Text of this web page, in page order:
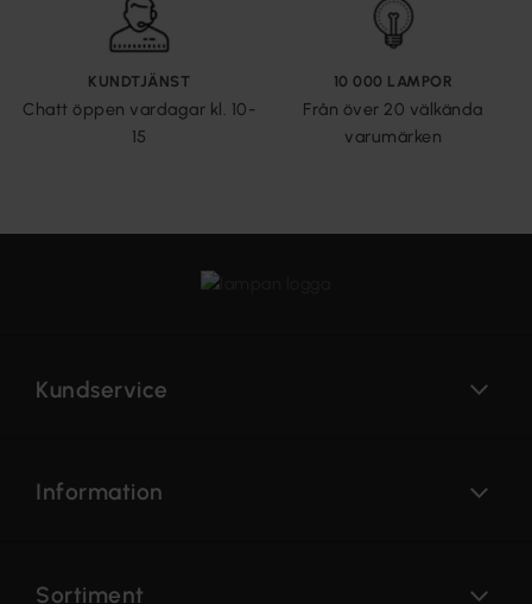
KUNDTJÄNST
Chatt öppen vardagar kl. 10-
15
10 000 LAMPOR
Från över 20 välkända
varumärken
Kundservice
Information
Sortiment